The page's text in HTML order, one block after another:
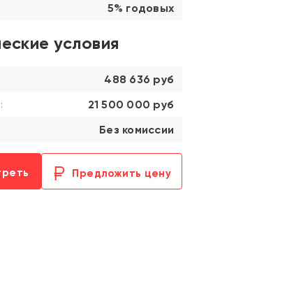
5% годовых
условия
488 636 руб
21 500 000 руб
Без комиссии
Предложить цену